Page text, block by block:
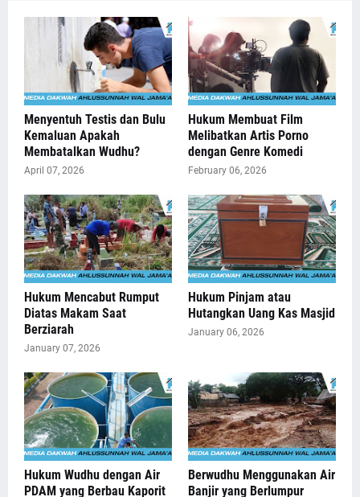
Menyentuh Testis dan Bulu
Kemaluan Apakah
Membatalkan Wudhu?
April 07, 2026
Hukum Membuat Film
Melibatkan Artis Porno
dengan Genre Komedi
February 06, 2026
Hukum Mencabut Rumput
Diatas Makam Saat
Berziarah
January 07, 2026
Hukum Pinjam atau
Hutangkan Uang Kas Masjid
January 06, 2026
Hukum Wudhu dengan Air
PDAM yang Berbau Kaporit
Berwudhu Menggunakan Air
Banjir yang Berlumpur